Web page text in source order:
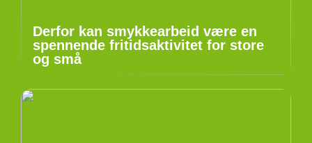
Derfor kan smykkearbeid være en
spennende fritidsaktivitet for store
og små